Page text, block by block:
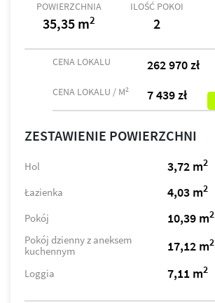
POWIERZCHNIA
35,35 m2
ILOŚĆ POKOI
2
CENA LOKALU 262 970 zł
CENA LOKALU / M2 7 439 zł
ZESTAWIENIE POWIERZCHNI
Hol 3,72 m2
Łazienka 4,03 m2
Pokój 10,39 m2
Pokój dzienny z aneksem
kuchennym
17,12 m2
Loggia 7,11 m2